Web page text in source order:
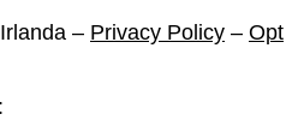
– Privacy Policy – Opt